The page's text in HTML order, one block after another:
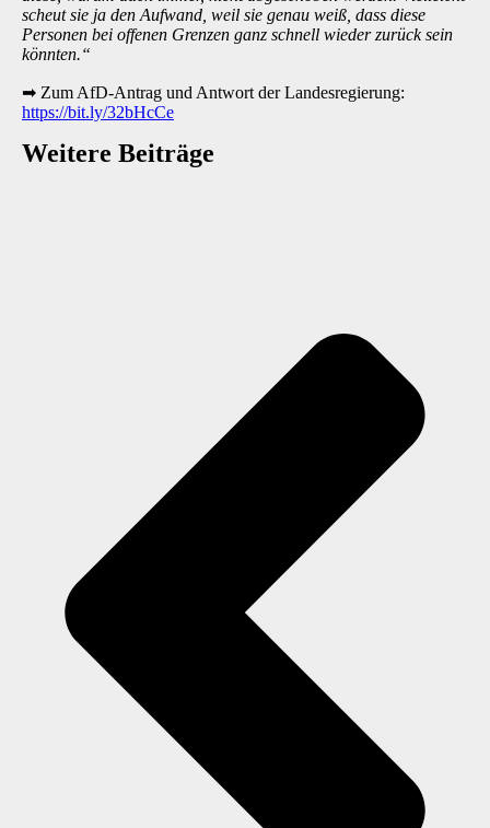
scheut sie ja den Aufwand, weil sie genau weiß, dass diese
Personen bei offenen Grenzen ganz schnell wieder zurück sein
könnten.“
➡ Zum AfD-Antrag und Antwort der Landesregierung:
https://bit.ly/32bHcCe
Weitere Beiträge